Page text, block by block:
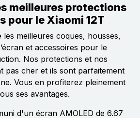
meilleures protections
pour le Xiaomi 12T
meilleures coques, housses,
et accessoires pour le
Nos protections et nos
pas cher et ils sont parfaitement
Vous en profiterez pleinement
ses avantages.
d'un écran AMOLED de 6.67